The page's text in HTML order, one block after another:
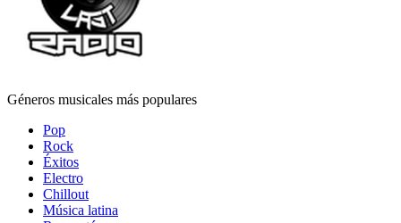
Géneros musicales más populares
Pop
Rock
Éxitos
Electro
Chillout
Música latina